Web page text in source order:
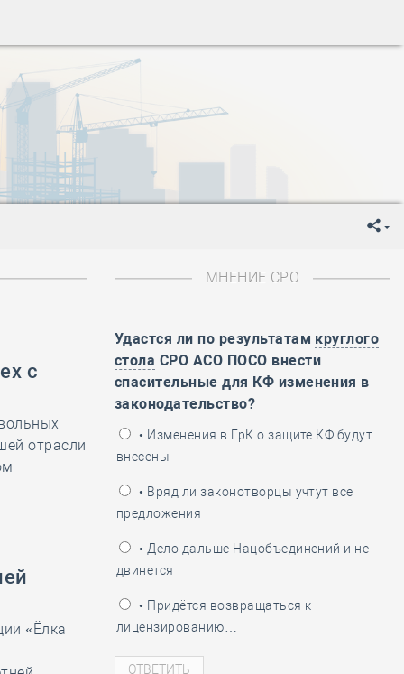
День Государственного флага Российской Федерации
-День знаний
День сотрудника органов внутренних дел РФ
День полного освобождения Ленинграда от фашистской
Весны и Труда
Победы!
День Государственного флага Российской Федерации
День полного освобождения Ленинграда от фашистской
Весны и Труда
пограничника
с
отрасли
«Ёлка
МНЕНИЕ СРО
Удастся ли по результатам круглого
стола СРО АСО ПОСО внести
спасительные для КФ изменения в
законодательство?
• Изменения в ГрК о защите КФ будут
внесены
• Вряд ли законотворцы учтут все
предложения
• Дело дальше Нацобъединений и не
двинется
• Придётся возвращаться к
лицензированию…